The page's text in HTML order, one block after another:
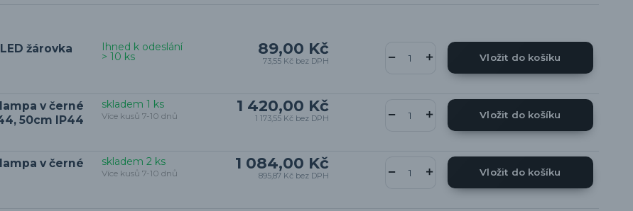
žárovka
89,00 Kč
73,55 Kč bez DPH
Ihned k odeslání
> 10 ks Vložit do košíku
v černé
50cm IP44
1 420,00 Kč
1 173,55 Kč bez DPH
skladem 1 ks
Více kusů 7-10 dnů Vložit do košíku
v černé
1 084,00 Kč
895,87 Kč bez DPH
skladem 2 ks
Více kusů 7-10 dnů Vložit do košíku